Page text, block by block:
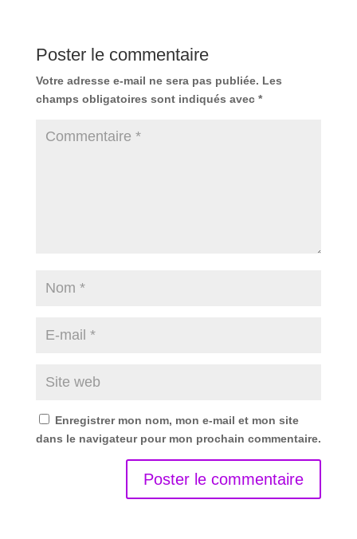
Poster le commentaire
Votre adresse e-mail ne sera pas publiée. Les
champs obligatoires sont indiqués avec *
Enregistrer mon nom, mon e-mail et mon site
dans le navigateur pour mon prochain commentaire.